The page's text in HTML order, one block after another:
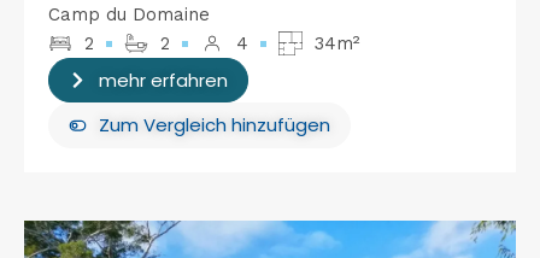
Camp du Domaine
2
2 4 34m²
mehr erfahren
Zum Vergleich hinzufügen